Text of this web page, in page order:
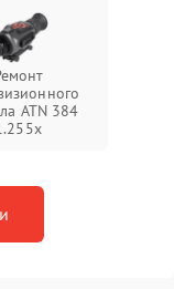
ATN 384